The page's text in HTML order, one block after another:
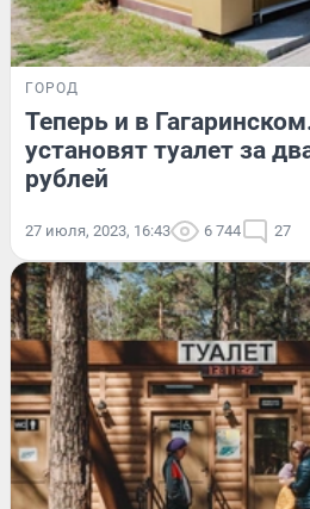
ГОРОД
Теперь и в
установят туалет за
рублей
27 июля, 2023, 16:43 6 744 27